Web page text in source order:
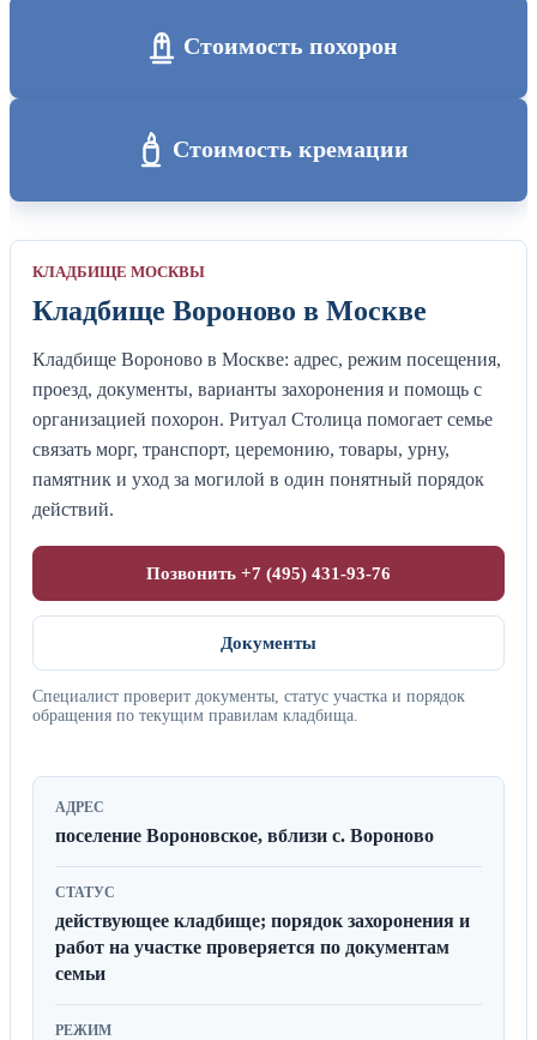
Стоимость похорон
Стоимость кремации
КЛАДБИЩЕ МОСКВЫ
Кладбище Вороново в Москве
Кладбище Вороново в Москве: адрес, режим посещения,
проезд, документы, варианты захоронения и помощь с
организацией похорон. Ритуал Столица помогает семье
связать морг, транспорт, церемонию, товары, урну,
памятник и уход за могилой в один понятный порядок
действий.
Позвонить +7 (495) 431-93-76
Документы
Специалист проверит документы, статус участка и порядок
обращения по текущим правилам кладбища.
АДРЕС
поселение Вороновское, вблизи с. Вороново
СТАТУС
действующее кладбище; порядок захоронения и
работ на участке проверяется по документам
семьи
РЕЖИМ